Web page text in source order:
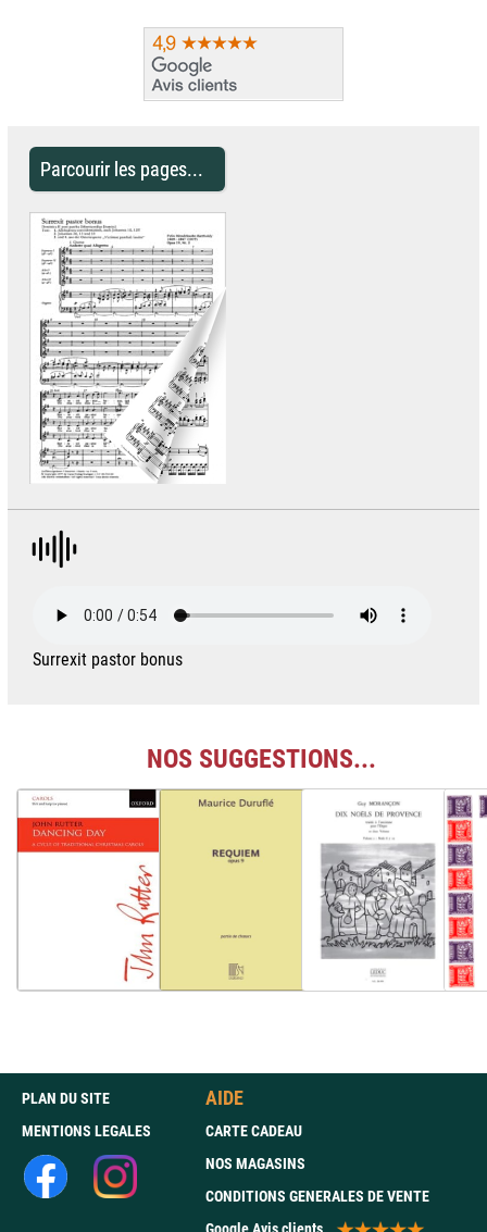
Parcourir les pages...
Surrexit pastor bonus
NOS SUGGESTIONS...
PLAN DU SITE
MENTIONS LEGALES
AIDE
CARTE CADEAU
NOS MAGASINS
CONDITIONS GENERALES DE VENTE
Google Avis clients